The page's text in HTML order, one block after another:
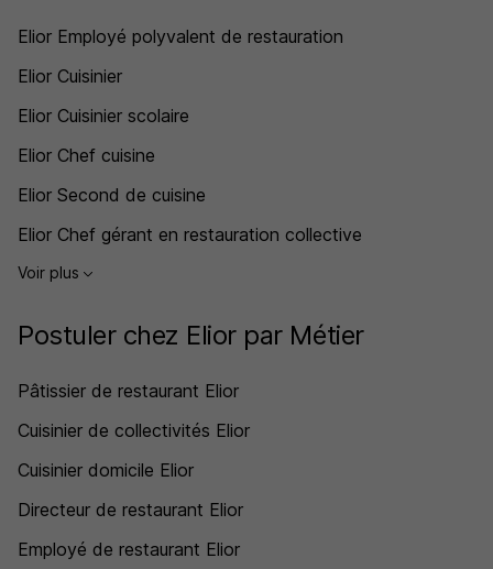
Elior Employé polyvalent de restauration
Elior Cuisinier
Elior Cuisinier scolaire
Elior Chef cuisine
Elior Second de cuisine
Elior Chef gérant en restauration collective
Voir plus
Postuler chez Elior par Métier
Pâtissier de restaurant Elior
Cuisinier de collectivités Elior
Cuisinier domicile Elior
Directeur de restaurant Elior
Employé de restaurant Elior